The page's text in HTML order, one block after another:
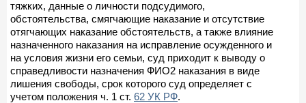
тяжких, данные о личности подсудимого,
обстоятельства, смягчающие наказание и отсутствие
отягчающих наказание обстоятельств, а также влияние
назначенного наказания на исправление осужденного и
на условия жизни его семьи, суд приходит к выводу о
справедливости назначения ФИО2 наказания в виде
лишения свободы, срок которого суд определяет с
учетом положения ч. 1 ст. 62 УК РФ.